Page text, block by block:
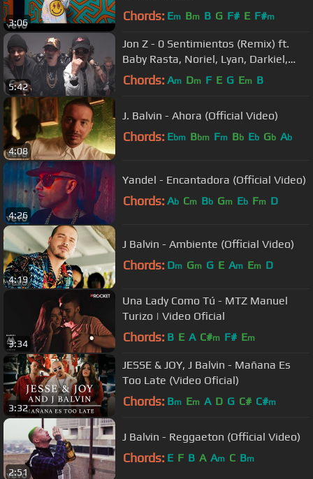
3:06 Chords: Em Bm B G F# E F#m
5:42
Jon Z - 0 Sentimientos (Remix) ft.
Baby Rasta, Noriel, Lyan, Darkiel,
Messiah [Official Video]
Chords: Am Dm F E G Em B
4:08
J. Balvin - Ahora (Official Video)
Chords: Ebm Bbm Fm Bb Eb Gb Ab
4:26
Yandel - Encantadora (Official Video)
Chords: Ab Cm Bb Gm Eb Fm D
4:19
J Balvin - Ambiente (Official Video)
Chords: Dm Gm G E Am Em D
3:34
Una Lady Como Tú - MTZ Manuel
Turizo | Video Oficial
Chords: B E A C#m F# Em
3:32
JESSE & JOY, J Balvin - Mañana Es
Too Late (Video Oficial)
Chords: Bm Em A D G C# C#m
2:51
J Balvin - Reggaeton (Official Video)
Chords: E F B A Am C Bm